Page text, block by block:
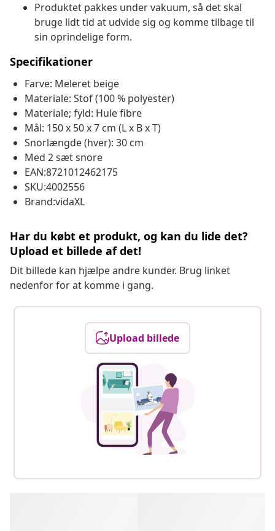
Produktet pakkes under vakuum, så det skal
bruge lidt tid at udvide sig og komme tilbage til
sin oprindelige form.
Specifikationer
Farve: Meleret beige
Materiale: Stof (100 % polyester)
Materiale; fyld: Hule fibre
Mål: 150 x 50 x 7 cm (L x B x T)
Snorlængde (hver): 30 cm
Med 2 sæt snore
EAN:8721012462175
SKU:4002556
Brand:vidaXL
Har du købt et produkt, og kan du lide det?
Upload et billede af det!
Dit billede kan hjælpe andre kunder. Brug linket
nedenfor for at komme i gang.
Upload billede